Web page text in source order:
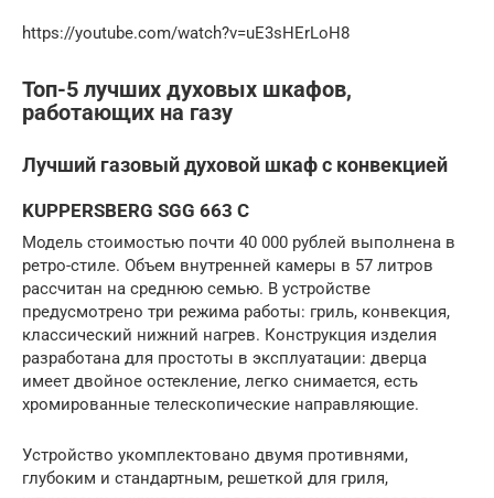
https://youtube.com/watch?v=uE3sHErLoH8
Топ-5 лучших духовых шкафов,
работающих на газу
Лучший газовый духовой шкаф с конвекцией
KUPPERSBERG SGG 663 C
Модель стоимостью почти 40 000 рублей выполнена в
ретро-стиле. Объем внутренней камеры в 57 литров
рассчитан на среднюю семью. В устройстве
предусмотрено три режима работы: гриль, конвекция,
классический нижний нагрев. Конструкция изделия
разработана для простоты в эксплуатации: дверца
имеет двойное остекление, легко снимается, есть
хромированные телескопические направляющие.
Устройство укомплектовано двумя противнями,
глубоким и стандартным, решеткой для гриля,